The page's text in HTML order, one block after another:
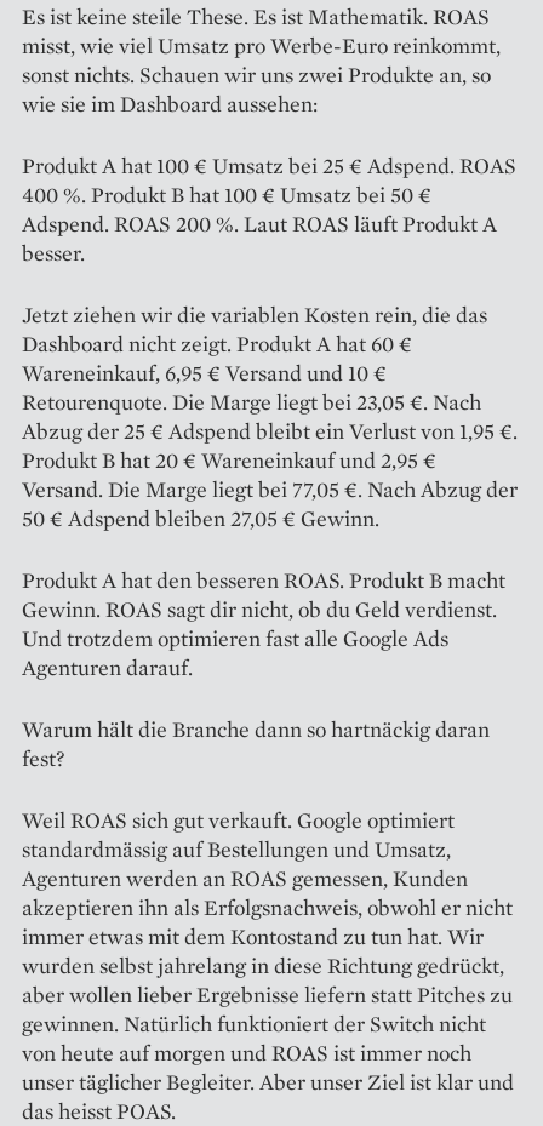
Es ist keine steile These. Es ist Mathematik. ROAS
misst, wie viel Umsatz pro Werbe-Euro reinkommt,
sonst nichts. Schauen wir uns zwei Produkte an, so
wie sie im Dashboard aussehen:
Produkt A hat 100 € Umsatz bei 25 € Adspend. ROAS
400 %. Produkt B hat 100 € Umsatz bei 50 €
Adspend. ROAS 200 %. Laut ROAS läuft Produkt A
besser.
Jetzt ziehen wir die variablen Kosten rein, die das
Dashboard nicht zeigt. Produkt A hat 60 €
Wareneinkauf, 6,95 € Versand und 10 €
Retourenquote. Die Marge liegt bei 23,05 €. Nach
Abzug der 25 € Adspend bleibt ein Verlust von 1,95 €.
Produkt B hat 20 € Wareneinkauf und 2,95 €
Versand. Die Marge liegt bei 77,05 €. Nach Abzug der
50 € Adspend bleiben 27,05 € Gewinn.
Produkt A hat den besseren ROAS. Produkt B macht
Gewinn. ROAS sagt dir nicht, ob du Geld verdienst.
Und trotzdem optimieren fast alle Google Ads
Agenturen darauf.
Warum hält die Branche dann so hartnäckig daran
fest?
Weil ROAS sich gut verkauft. Google optimiert
standardmässig auf Bestellungen und Umsatz,
Agenturen werden an ROAS gemessen, Kunden
akzeptieren ihn als Erfolgsnachweis, obwohl er nicht
immer etwas mit dem Kontostand zu tun hat. Wir
wurden selbst jahrelang in diese Richtung gedrückt,
aber wollen lieber Ergebnisse liefern statt Pitches zu
gewinnen. Natürlich funktioniert der Switch nicht
von heute auf morgen und ROAS ist immer noch
unser täglicher Begleiter. Aber unser Ziel ist klar und
das heisst POAS.